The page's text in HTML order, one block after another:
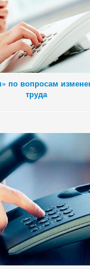
по вопросам
труда